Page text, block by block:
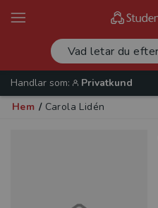
Handlar som:
Privatkund
Hem / Carola Lidén